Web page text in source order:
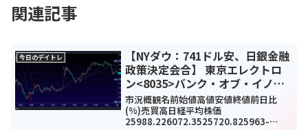
関連記事
今日のデイトレ
【NYダウ：741ドル安、日銀金融
政策決定会合】 東京エレクトロ
ン<8035>バンク・オブ・イノベ
ーション<4393>マツモト<7901>
今日のデイトレ6月17日
市況概観名前始値高値安値終値前日比
(%)売買高日経平均株価
25988.226072.3525720.825963-